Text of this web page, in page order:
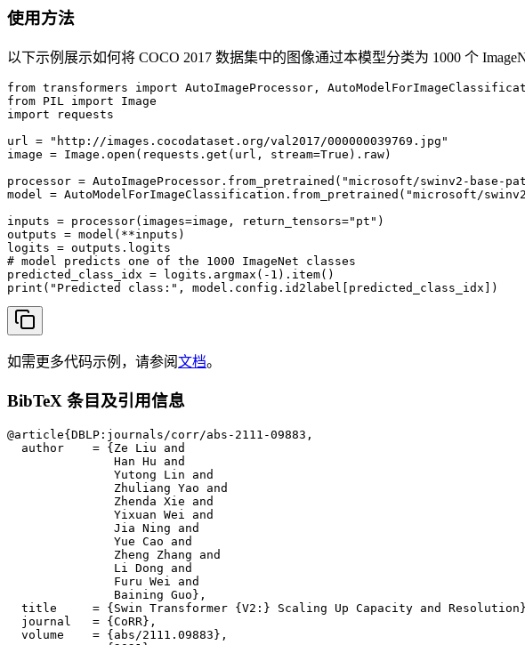
使用方法
以下示例展示如何将 COCO 2017 数据集中的图像通过本模型分类为 1000 个
from transformers import AutoImageProcessor,
from PIL import Image
import requests
url = "http://images.cocodataset.org/val2017/000000039769.jpg"
image = Image.open(requests.get(url, stream=True).raw)
processor = AutoImageProcessor.from_pretrained("microsoft/swinv2-base-
model = AutoModelForImageClassification.from_pretrained("microsoft/
inputs = processor(images=image, return_tensors="pt")
outputs = model(**inputs)
logits = outputs.logits
# model predicts one of the 1000 ImageNet classes
predicted_class_idx = logits.argmax(-1).item()
print("Predicted class:", model.config.id2label[predicted_class_idx])
如需更多代码示例，请参阅文档。
BibTeX 条目及引用信息
@article{DBLP:journals/corr/abs-2111-09883,
  author    = {Ze Liu and
               Han Hu and
               Yutong Lin and
               Zhuliang Yao and
               Zhenda Xie and
               Yixuan Wei and
               Jia Ning and
               Yue Cao and
               Zheng Zhang and
               Li Dong and
               Furu Wei and
               Baining Guo},
title     = {Swin Transformer {V2:} Scaling Up Capacity and
  journal   = {CoRR},
  volume    = {abs/2111.09883},